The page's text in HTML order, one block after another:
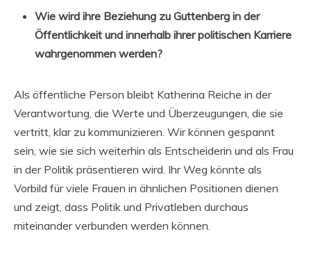
Wie wird ihre Beziehung zu Guttenberg in der
Öffentlichkeit und innerhalb ihrer politischen Karriere
wahrgenommen werden?
Als öffentliche Person bleibt Katherina Reiche in der
Verantwortung, die Werte und Überzeugungen, die sie
vertritt, klar zu kommunizieren. Wir können gespannt
sein, wie sie sich weiterhin als Entscheiderin und als Frau
in der Politik präsentieren wird. Ihr Weg könnte als
Vorbild für viele Frauen in ähnlichen Positionen dienen
und zeigt, dass Politik und Privatleben durchaus
miteinander verbunden werden können.